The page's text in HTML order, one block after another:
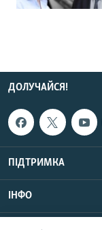
ДОЛУЧАЙСЯ!
ПІДТРИМКА
ІНФО